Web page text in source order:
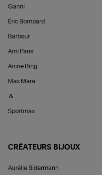
Ganni
Éric Bompard
Barbour
Ami Paris
Anine Bing
Max Mara
&
Sportmax
CRÉATEURS BIJOUX
Aurélie Bidermann